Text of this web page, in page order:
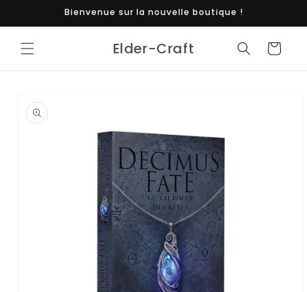
au
contenu
Bienvenue sur la nouvelle boutique !
Elder-Craft Panier
informations
produits